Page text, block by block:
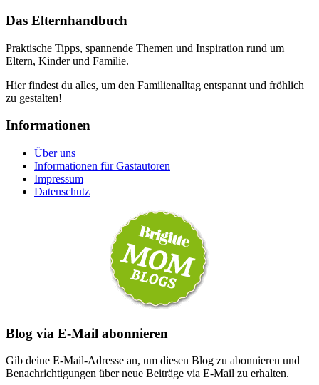
Das Elternhandbuch
Praktische Tipps, spannende Themen und Inspiration rund um
Eltern, Kinder und Familie.
Hier findest du alles, um den Familienalltag entspannt und fröhlich
zu gestalten!
Informationen
Über uns
Informationen für Gastautoren
Impressum
Datenschutz
Blog via E-Mail abonnieren
Gib deine E-Mail-Adresse an, um diesen Blog zu abonnieren und
Benachrichtigungen über neue Beiträge via E-Mail zu erhalten.